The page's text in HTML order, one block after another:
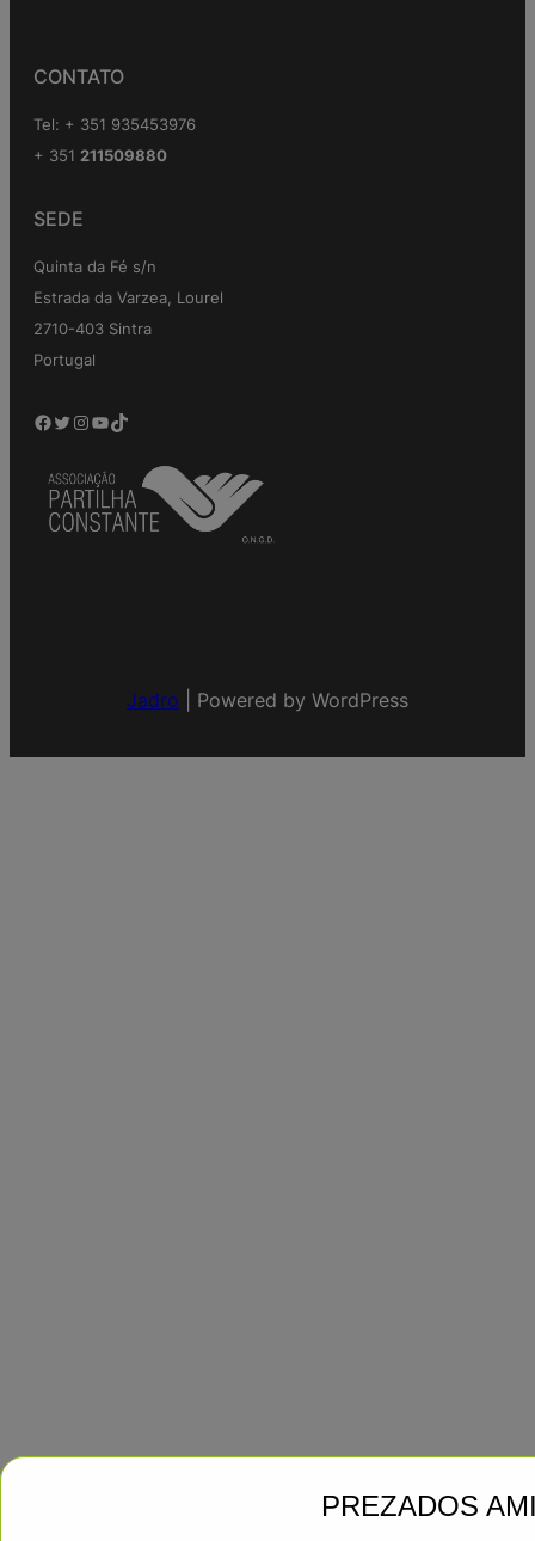
CONTATO
Tel: + 351 935453976
+ 351 211509880
SEDE
Quinta da Fé s/n
Estrada da Varzea, Lourel
2710-403 Sintra
Portugal
Facebook Twitter Instagram YouTube TikTok
Jadro Powered by WordPress
PREZADOS